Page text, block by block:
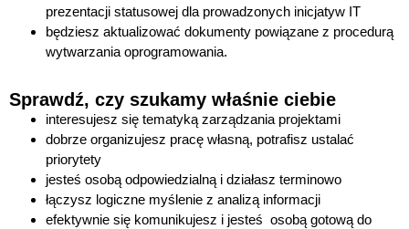
prezentacji statusowej dla prowadzonych inicjatyw IT
będziesz aktualizować dokumenty powiązane z procedurą
wytwarzania oprogramowania.
Sprawdź, czy szukamy właśnie ciebie
interesujesz się tematyką zarządzania projektami
dobrze organizujesz pracę własną, potrafisz ustalać
priorytety
jesteś osobą odpowiedzialną i działasz terminowo
łączysz logiczne myślenie z analizą informacji
efektywnie się komunikujesz i jesteś osobą gotową do